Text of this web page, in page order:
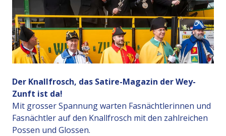
Der Knallfrosch, das Satire-Magazin der Wey-
Zunft ist da!
Mit grosser Spannung warten Fasnächtlerinnen und
Fasnächtler auf den Knallfrosch mit den zahlreichen
Possen und Glossen.